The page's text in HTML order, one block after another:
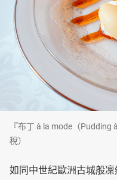
『布丁 à la mode（
稅）
如同中世紀歐洲古城般